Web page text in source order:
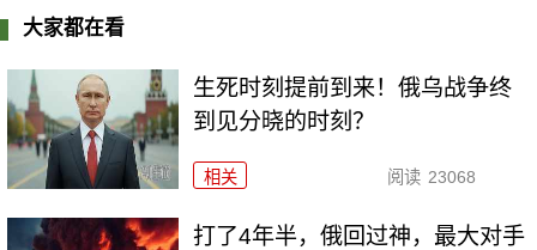
大家都在看
生死时刻提前到来！俄乌战争终
到见分晓的时刻？
相关 阅读 23068
打了4年半，俄回过神，最大对手